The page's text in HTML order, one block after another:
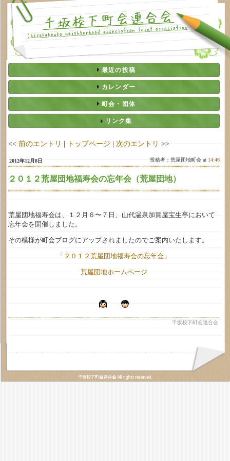
最近の投稿
カレンダー
町会・団体
リンク集
<< 前のエントリ | トップページ | 次のエントリ >>
2012年12月8日 投稿者：荒屋団地町会 at 14:46
２０１２荒屋団地福寿会の忘年会（荒屋団地）
荒屋団地福寿会は、１２月６〜７日、山代温泉加賀屋宝生亭において
忘年会を開催しました。
その模様が町会ブログにアップされましたのでご案内いたします。
「２０１２荒屋団地福寿会の忘年会」
荒屋団地ホームページ
千坂校下町会連合会